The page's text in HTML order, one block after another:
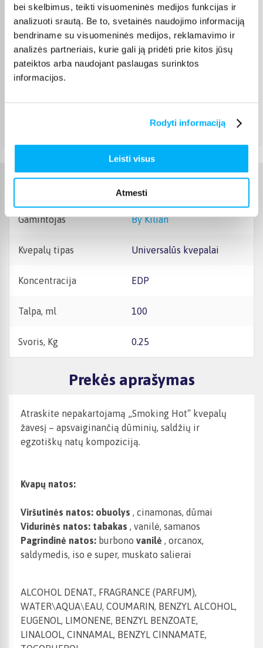
bei skelbimus, teikti visuomeninės medijos funkcijas ir
analizuoti srautą. Be to, svetainės naudojimo informaciją
bendriname su visuomeninės medijos, reklamavimo ir
analizės partneriais, kurie gali ją pridėti prie kitos jūsų
pateiktos arba naudojant paslaugas surinktos
informacijos.
Rodyti informaciją
Leisti visus
Atmesti
Smartposti paštomatas (2,19 € )
Pristato ir šeštadienį
DPD kurjeris (3,99 €)
Teirautis
DPD paštomatas
Atsiėmimas Veiverių g. 171, Kaunas 1,99 €
Gamintojas By Kilian
Kvepalų tipas Universalūs kvepalai
Koncentracija EDP
Talpa, ml 100
Svoris, Kg 0.25
Prekės aprašymas
Atraskite nepakartojamą „Smoking Hot“ kvepalų
žavesį – apsvaiginančią dūminių, saldžių ir
egzotiškų natų kompoziciją.
Kvapų natos:
Viršutinės natos: obuolys , cinamonas, dūmai
Vidurinės natos: tabakas , vanilė, samanos
Pagrindinė natos: burbono vanilė , orcanox,
saldymedis, iso e super, muskato salierai
ALCOHOL DENAT., FRAGRANCE (PARFUM),
WATER\AQUA\EAU, COUMARIN, BENZYL ALCOHOL,
EUGENOL, LIMONENE, BENZYL BENZOATE,
LINALOOL, CINNAMAL, BENZYL CINNAMATE,